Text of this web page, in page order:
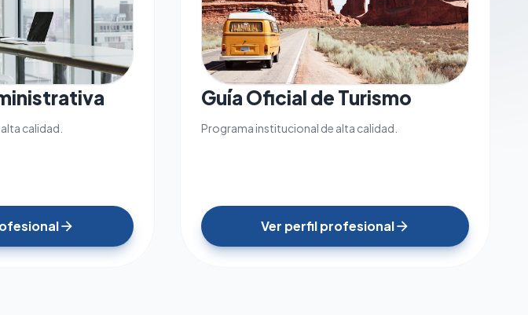
calidad.
arrow_forward
Guía Oficial de Turismo
Programa institucional de alta calidad.
Ver perfil profesionalarrow_forward